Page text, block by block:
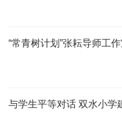
“常青树计划”张耘导师工
与学生平等对话 双水小学